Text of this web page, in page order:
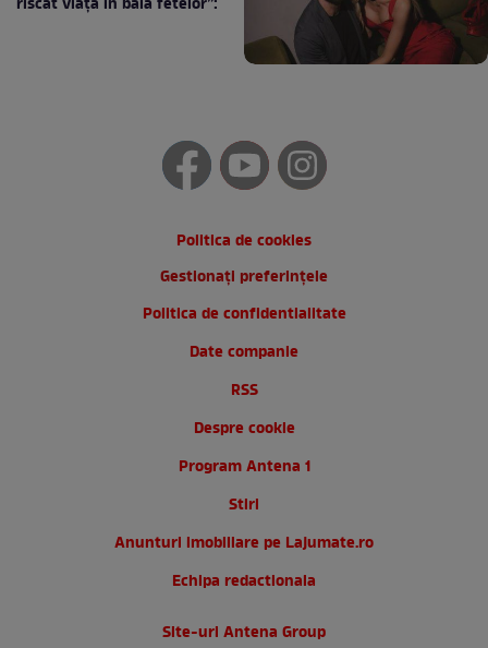
riscat viața în baia fetelor”:
Politica de cookies
Gestionați preferințele
Politica de confidentialitate
Date companie
RSS
Despre cookie
Program Antena 1
Stiri
Anunturi imobiliare pe Lajumate.ro
Echipa redactionala
Site-uri Antena Group